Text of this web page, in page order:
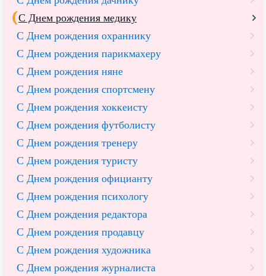
С Днем рождения медику
С Днем рождения охраннику
С Днем рождения парикмахеру
С Днем рождения няне
С Днем рождения спортсмену
С Днем рождения хоккеисту
С Днем рождения футболисту
С Днем рождения тренеру
С Днем рождения туристу
С Днем рождения официанту
С Днем рождения психологу
С Днем рождения редактора
С Днем рождения продавцу
С Днем рождения художника
С Днем рождения журналиста